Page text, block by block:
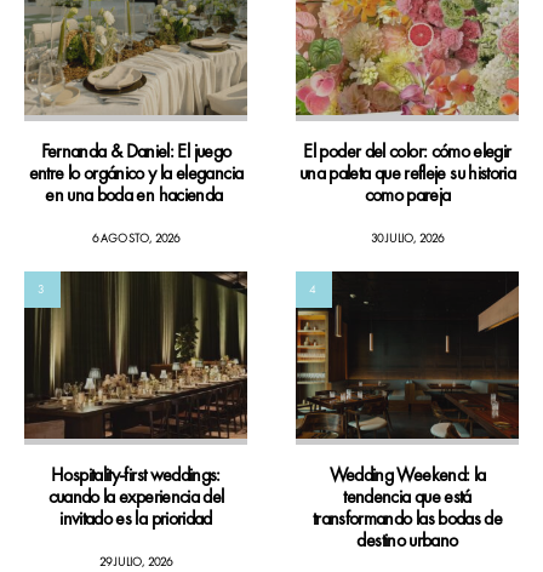
Fernanda & Daniel: El juego
entre lo orgánico y la elegancia
en una boda en hacienda
6 AGOSTO, 2026
El poder del color: cómo elegir
una paleta que refleje su historia
como pareja
30 JULIO, 2026
3
Hospitality-first weddings:
cuando la experiencia del
invitado es la prioridad
29 JULIO, 2026
4
Wedding Weekend: la
tendencia que está
transformando las bodas de
destino urbano